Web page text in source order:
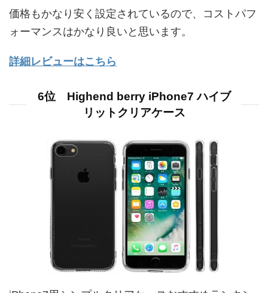
価格もかなり安く設定されているので、コストパフ
ォーマンスはかなり良いと思います。
詳細レビューはこちら
6位 Highend berry iPhone7 ハイブ
リットクリアケース